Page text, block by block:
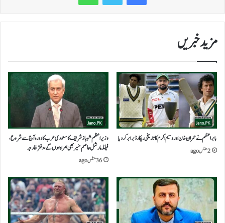
مزید خبریں
بابر اعظم نے عمران خان اور وسیم اکرم کا تاریخی ریکارڈ برابر کر دیا
2 منٹس ago
وزیراعظم شہباز شریف کا سعودی عرب کا دورہ آج سے شروع،
فیلڈ مارشل عاصم منیر بھی ہمراہ ہوں گے، دفتر خارجہ
36 منٹس ago